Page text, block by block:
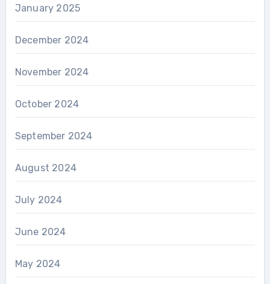
January 2025
December 2024
November 2024
October 2024
September 2024
August 2024
July 2024
June 2024
May 2024